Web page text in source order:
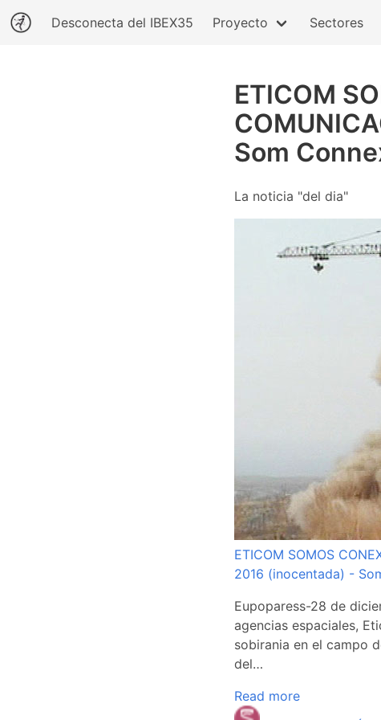
Desconecta del IBEX35 Proyecto Sectores
ETICOM
Som
La noticia "del dia"
ETICOM SOMOS
2016 (inocentada) -
Eupoparess-28 de
agencias espaciales,
sobirania en el campo
del…
Read more